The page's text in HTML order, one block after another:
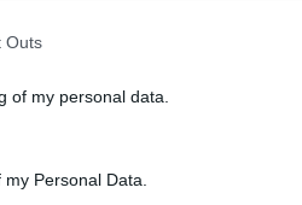
Outs
of my personal data.
Personal Data.
előtt a színész azt is
rezsimmel, és
nevezte.